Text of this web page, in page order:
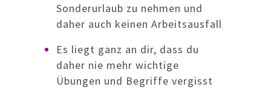
Sonderurlaub zu nehmen und
daher auch keinen Arbeitsausfall
Es liegt ganz an dir, dass du
daher nie mehr wichtige
Übungen und Begriffe vergisst